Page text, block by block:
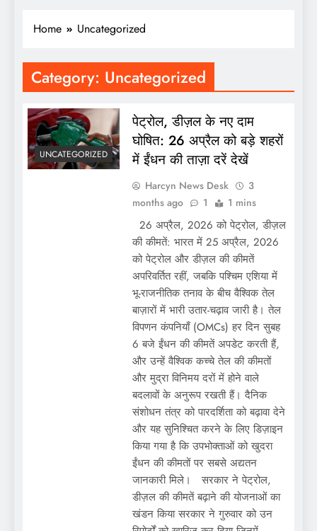
Home Uncategorized
Category: Uncategorized
UNCATEGORIZED
पेट्रोल, डीज़ल के नए दाम
घोषित: 26 अप्रैल को बड़े शहरों
में ईंधन की ताज़ा दरें देखें
Harcyn News Desk
3
months ago
1 1 mins
26 अप्रैल, 2026 को पेट्रोल, डीज़ल
की कीमतें: भारत में 25 अप्रैल, 2026
को पेट्रोल और डीज़ल की कीमतें
अपरिवर्तित रहीं, जबकि पश्चिम एशिया में
भू-राजनीतिक तनाव के बीच वैश्विक तेल
बाज़ारों में भारी उतार-चढ़ाव जारी है। तेल
विपणन कंपनियाँ (OMCs) हर दिन सुबह
6 बजे ईंधन की कीमतें अपडेट करती हैं,
और उन्हें वैश्विक कच्चे तेल की कीमतों
और मुद्रा विनिमय दरों में होने वाले
बदलावों के अनुरूप रखती हैं। दैनिक
संशोधन तंत्र को पारदर्शिता को बढ़ावा देने
और यह सुनिश्चित करने के लिए डिज़ाइन
किया गया है कि उपभोक्ताओं को खुदरा
ईंधन की कीमतों पर सबसे अद्यतन
जानकारी मिले। सरकार ने पेट्रोल,
डीज़ल की कीमतें बढ़ाने की योजनाओं का
खंडन किया सरकार ने गुरुवार को उन